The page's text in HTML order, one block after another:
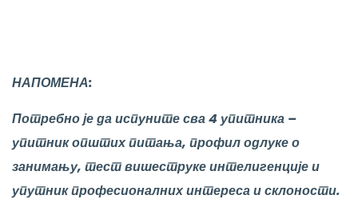
НАПОМЕНА:
Потребно је да испуните сва 4 упитника –
упитник општих питања, профил одлуке о
занимању, тест вишеструке интелигенције и
упутник професионалних интереса и склоности.